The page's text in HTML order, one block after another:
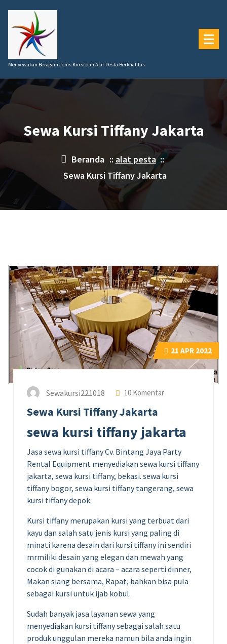
konten
Menyewakan Beragam Jenis Kursi dan Alat Pesta Berkualitas
Sewa Kursi Tiffany Jakarta
Beranda :: alat pesta::
Sewa Kursi Tiffany Jakarta
21 APR 2022
Sewakursi221018 10 Komentar
Sewa Kursi Tiffany Jakarta
sewa kursi tiffany jakarta
Jasa sewa kursi tiffany Cv. Bintang Jaya Party
Rental Equipment menyediakan sewa kursi tiffany
jakarta, sewa kursi tiffany, bekasi. sewa kursi
tiffany bogor, sewa kursi tiffany tangerang, sewa
kursi tiffany depok.
Kursi tiffany merupakan kursi yang terbuat dari
kayu dan salah satu jenis kursi yang paling di
minati karena desain dari kursi tiffany ini sendiri
mrmiliki desain yang elegan dan mewah yang
cocok di gunakan di acara – acara seperti dinner,
Makan siang bersama, Rapat, bahkan bisa pula
sebagai kursi untuk ijab kobul.
Sudah banyak jasa layanan sewa yang
menyediakan kursi tiffany sebagai salah satu
produk unggulan mereka namun bila anda ingin